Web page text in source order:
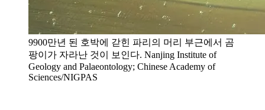
9900만년 된 호박에 갇힌 파리의 머리 부근에서 곰
팡이가 자라난 것이 보인다. Nanjing Institute of
Geology and Palaeontology; Chinese Academy of
Sciences/NIGPAS